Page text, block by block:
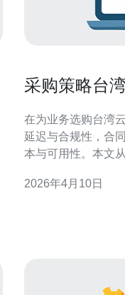
采购策略台
在为业务选购台湾
延迟与合规性，合
本与可用性。本文
购与购买建议，帮助你
2026年4月10日